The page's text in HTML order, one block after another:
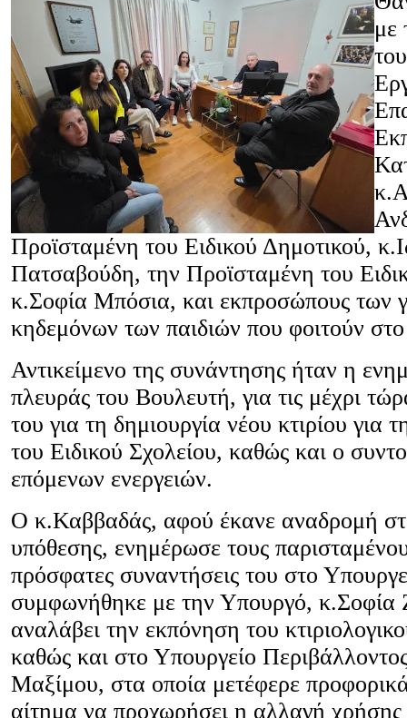
με
Προϊσταμένη του Ειδικού Δημοτικού,
Πατσαβούδη, την Προϊσταμένη του
κ.Σοφία Μπόσια, και εκπροσώπους των
κηδεμόνων των παιδιών που φοιτούν
Αντικείμενο της συνάντησης ήταν η
πλευράς του Βουλευτή, για τις μέχρι
του για τη δημιουργία νέου κτιρίου για
του Ειδικού Σχολείου, καθώς και ο
επόμενων ενεργειών.
Ο κ.Καββαδάς, αφού έκανε αναδρομή
υπόθεσης, ενημέρωσε τους
πρόσφατες συναντήσεις του στο
συμφωνήθηκε με την Υπουργό, κ.Σοφία
αναλάβει την εκπόνηση του
καθώς και στο Υπουργείο
Μαξίμου, στα οποία μετέφερε
αίτημα να προχωρήσει η αλλαγή χρήσης